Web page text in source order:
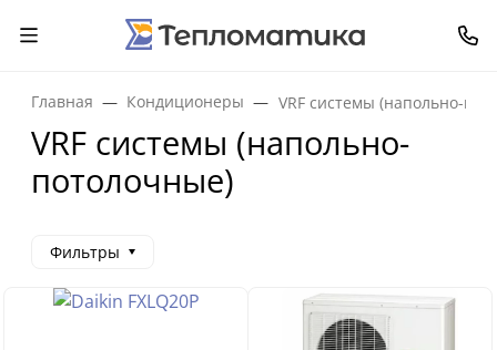
Главная Кондиционеры VRF системы (напольно-
VRF системы (напольно-
потолочные)
Фильтры